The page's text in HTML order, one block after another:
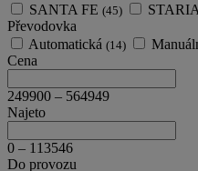
SANTA FE (45) STARIA
Převodovka
Automatická (14)
Cena
249900 – 564949
Najeto
0 – 113546
Do provozu